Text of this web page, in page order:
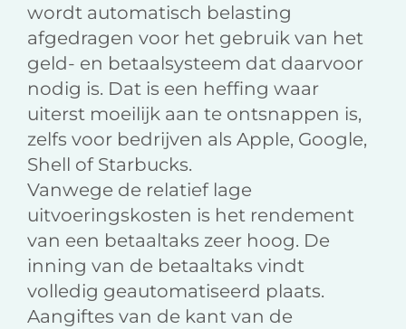
wordt automatisch belasting
afgedragen voor het gebruik van het
geld- en betaalsysteem dat daarvoor
nodig is. Dat is een heffing waar
uiterst moeilijk aan te ontsnappen is,
zelfs voor bedrijven als Apple, Google,
Shell of Starbucks.
Vanwege de relatief lage
uitvoeringskosten is het rendement
van een betaaltaks zeer hoog. De
inning van de betaaltaks vindt
volledig geautomatiseerd plaats.
Aangiftes van de kant van de